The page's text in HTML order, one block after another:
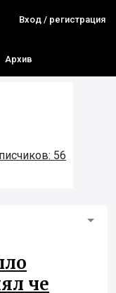
Вход / регистрация
Архив
56
че